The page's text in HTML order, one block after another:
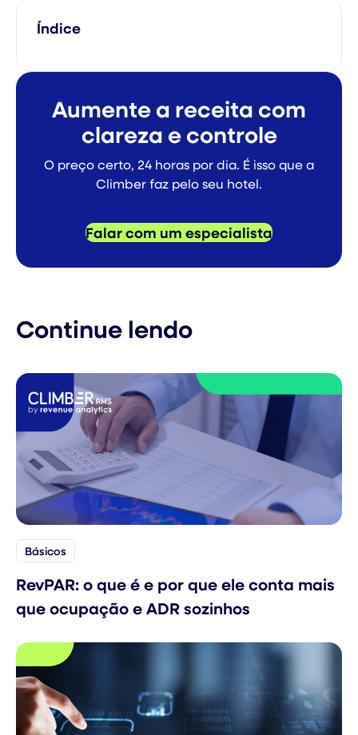
Índice
Aumente a receita com
clareza e controle
O preço certo, 24 horas por dia. É isso que a
Climber faz pelo seu hotel.
Falar com um especialista
Continue lendo
Básicos
RevPAR: o que é e por que ele conta mais
que ocupação e ADR sozinhos